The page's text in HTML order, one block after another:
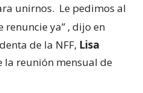
unirnos. Le pedimos al
renuncie ya” , dijo en
de la NFF, Lisa
la reunión mensual de